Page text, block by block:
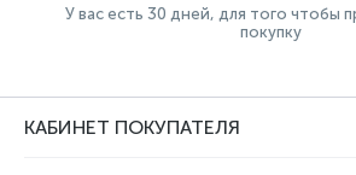
У вас есть 30 дней, для того чтобы
покупку
КАБИНЕТ ПОКУПАТЕЛЯ